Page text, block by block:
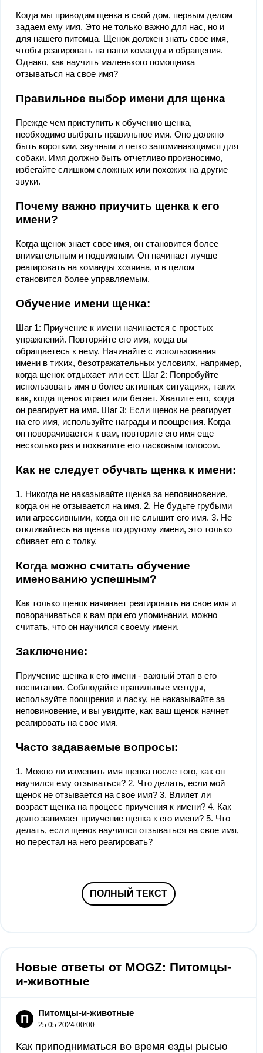
Когда мы приводим щенка в свой дом, первым делом
задаем ему имя. Это не только важно для нас, но и
для нашего питомца. Щенок должен знать свое имя,
чтобы реагировать на наши команды и обращения.
Однако, как научить маленького помощника
отзываться на свое имя?
Правильное выбор имени для щенка
Прежде чем приступить к обучению щенка,
необходимо выбрать правильное имя. Оно должно
быть коротким, звучным и легко запоминающимся для
собаки. Имя должно быть отчетливо произносимо,
избегайте слишком сложных или похожих на другие
звуки.
Почему важно приучить щенка к его
имени?
Когда щенок знает свое имя, он становится более
внимательным и подвижным. Он начинает лучше
реагировать на команды хозяина, и в целом
становится более управляемым.
Обучение имени щенка:
Шаг 1: Приучение к имени начинается с простых
упражнений. Повторяйте его имя, когда вы
обращаетесь к нему. Начинайте с использования
имени в тихих, безотражательных условиях, например,
когда щенок отдыхает или ест. Шаг 2: Попробуйте
использовать имя в более активных ситуациях, таких
как, когда щенок играет или бегает. Хвалите его, когда
он реагирует на имя. Шаг 3: Если щенок не реагирует
на его имя, используйте награды и поощрения. Когда
он поворачивается к вам, повторите его имя еще
несколько раз и похвалите его ласковым голосом.
Как не следует обучать щенка к имени:
1. Никогда не наказывайте щенка за неповиновение,
когда он не отзывается на имя. 2. Не будьте грубыми
или агрессивными, когда он не слышит его имя. 3. Не
откликайтесь на щенка по другому имени, это только
сбивает его с толку.
Когда можно считать обучение
именованию успешным?
Как только щенок начинает реагировать на свое имя и
поворачиваться к вам при его упоминании, можно
считать, что он научился своему имени.
Заключение:
Приучение щенка к его имени - важный этап в его
воспитании. Соблюдайте правильные методы,
используйте поощрения и ласку, не наказывайте за
неповиновение, и вы увидите, как ваш щенок начнет
реагировать на свое имя.
Часто задаваемые вопросы:
1. Можно ли изменить имя щенка после того, как он
научился ему отзываться? 2. Что делать, если мой
щенок не отзывается на свое имя? 3. Влияет ли
возраст щенка на процесс приучения к имени? 4. Как
долго занимает приучение щенка к его имени? 5. Что
делать, если щенок научился отзываться на свое имя,
но перестал на него реагировать?
ПОЛНЫЙ ТЕКСТ
Новые ответы от MOGZ: Питомцы-
и-животные
П Питомцы-и-животные
25.05.2024 00:00
Как приподниматься во время езды рысью